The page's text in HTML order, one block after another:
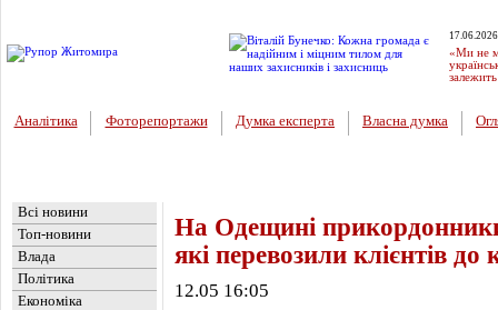
«Ми не
Аналітика Фоторепортажи Думка експерта Власна думка
Всі новини
Топ-новини
Влада
Політика
Економіка
На Одещині
які перевозили клієнтів
12.05 16:05